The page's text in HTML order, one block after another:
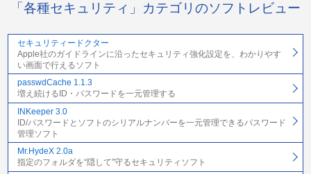
「各種セキュリティ」カテゴリのソフトレビュー
セキュリティードクター
Apple社のガイドラインに沿ったセキュリティ強化設定を、わかりやす
い画面で行えるソフト
passwdCache 1.1.3
増え続けるID・パスワードを一元管理する
INKeeper 3.0
ID/パスワードとソフトのシリアルナンバーを一元管理できるパスワード
管理ソフト
Mr.HydeX 2.0a
指定のフォルダを“隠して”守るセキュリティソフト